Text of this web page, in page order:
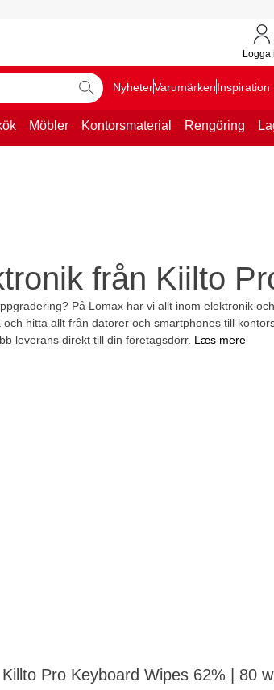
Logga
NyheterVarumärkenInspiration
Möbler Kontorsmaterial Rengöring
från Kiilto
På Lomax har vi allt inom elektronik
hitta allt från datorer och smartphones till
leverans direkt till din företagsdörr. Læs mere
Killto Pro Keyboard Wipes 62% | 80